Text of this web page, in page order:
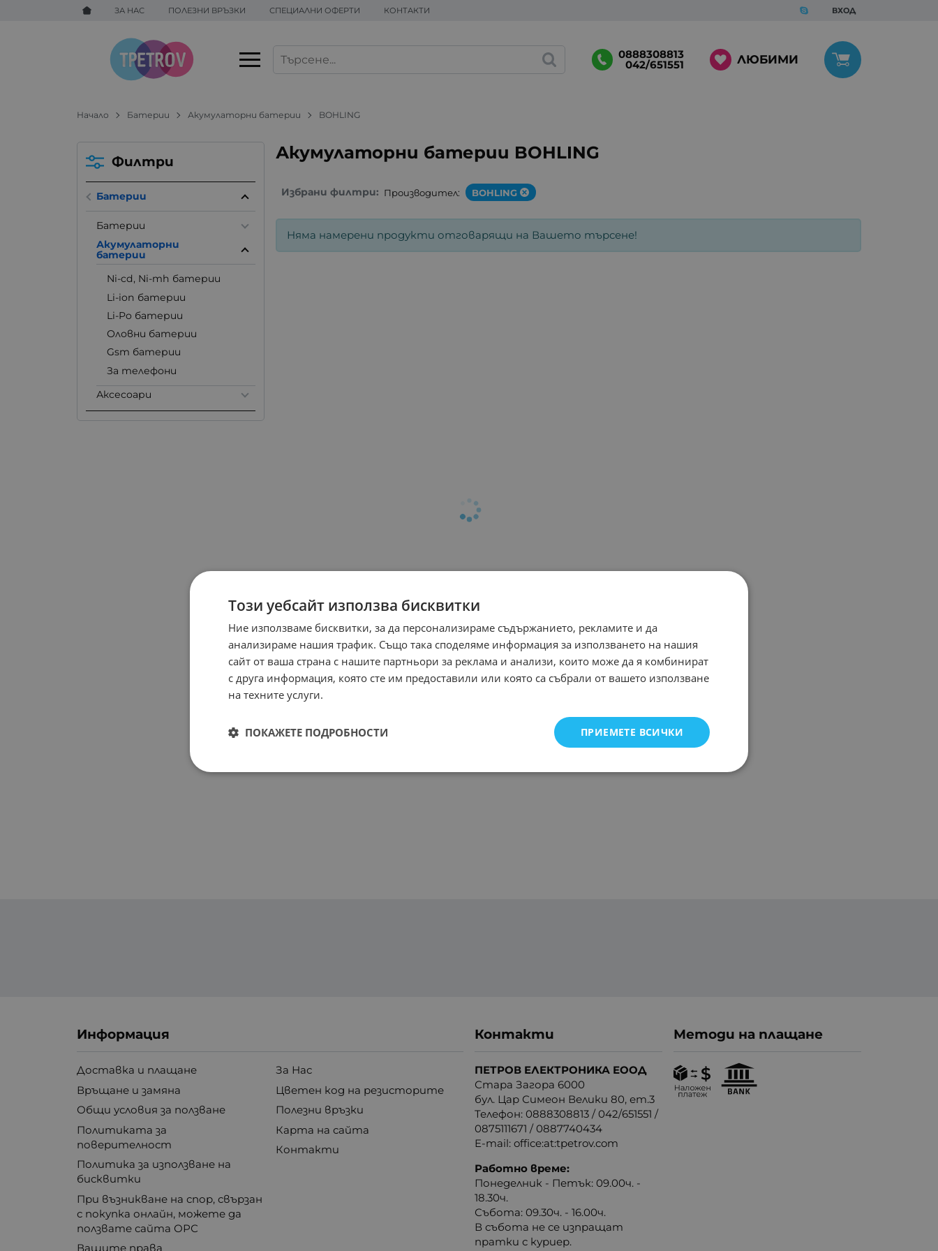
ЗА НАС ПОЛЕЗНИ ВРЪЗКИ СПЕЦИАЛНИ ОФЕРТИ КОНТАКТИ ВХОД
0888308813
042/651551 ЛЮБИМИ
Начало Батерии Акумулаторни батерии BOHLING
Акумулаторни батерии BOHLING
Избрани филтри: Производител: BOHLING
Няма намерени продукти отговарящи на Вашето търсене!
Филтри
Батерии
Батерии
Акумулаторни
батерии
Ni-cd, Ni-mh батерии
Li-ion батерии
Li-Po батерии
Оловни батерии
Gsm батерии
За телефони
Аксесоари
Информация
Доставка и плащане
Връщане и замяна
Общи условия за ползване
Политиката за
поверителност
Политика за използване на
бисквитки
При възникване на спор, свързан
с покупка онлайн, можете да
ползвате сайта ОРС
Вашите права
За Нас
Цветен код на резисторите
Полезни връзки
Карта на сайта
Контакти
Контакти
ПЕТРОВ ЕЛЕКТРОНИКА ЕООД
Стара Загора 6000
бул. Цар Симеон Велики 80, ет.3
Телефон:0888308813 /042/651551 /
0875111671 /0887740434
E-mail:office:at:tpetrov.com
Работно време:
Понеделник - Петък: 09.00ч. -
18.30ч.
Събота: 09.30ч. - 16.00ч.
В събота не се изпращат
пратки с куриер.
Методи на плащане
Този уебсайт използва бисквитки
Ние използваме бисквитки, за да персонализираме съдържанието, рекламите и да
анализираме нашия трафик. Също така споделяме информация за използването на нашия
сайт от ваша страна с нашите партньори за реклама и анализи, които може да я комбинират
с друга информация, която сте им предоставили или която са събрали от вашето използване
на техните услуги.
ПРИЕМЕТЕ ВСИЧКИ
ПОКАЖЕТЕ ПОДРОБНОСТИ